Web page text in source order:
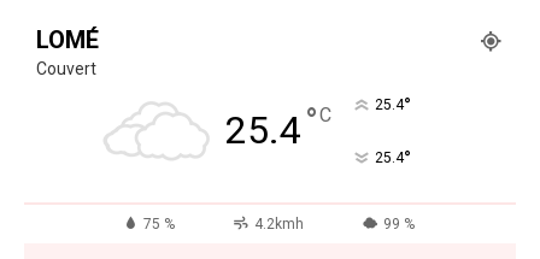
LOMÉ
Couvert
25.4°C 25.4°
25.4°
75 % 4.2kmh 99 %